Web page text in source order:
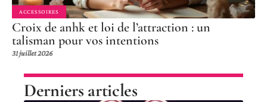
ACCESSOIRES
Croix de anhk et loi de l’attraction : un
talisman pour vos intentions
31 juillet 2026
Derniers articles